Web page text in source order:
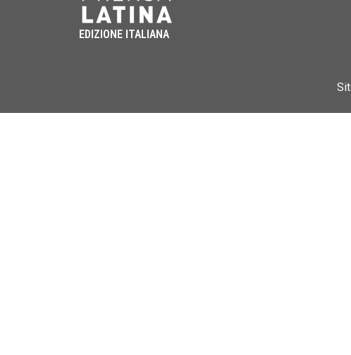
EDIZIONE ITALIANA